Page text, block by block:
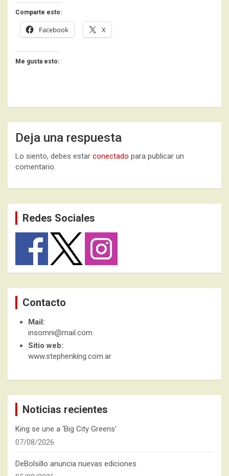
Comparte esto:
Facebook X
Me gusta esto:
Deja una respuesta
Lo siento, debes estar conectado para publicar un
comentario.
Redes Sociales
Contacto
Mail:
insomni@mail.com
Sitio web:
www.stephenking.com.ar
Noticias recientes
King se une a ‘Big City Greens’
07/08/2026
DeBolsillo anuncia nuevas ediciones